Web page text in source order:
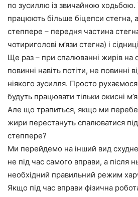
по зусиллю із звичайною ходьбою.
працюють більше біцепси стегна,
степпере – передня частина
чотириголові м’язи стегна) і
Ще раз – при спалюванні жирів на
повинні навіть потіти, не повинні
ніякого зусилля. Просто
будуть працювати тільки окисні
Але що трапиться, якщо ми
жири перестануть спалюватися
степпере?
Ми перейдемо на інший вид
не під час самого вправи, а після
необхідний правильний режим
Якщо під час вправи фізична